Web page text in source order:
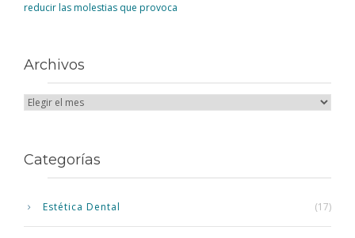
reducir las molestias que provoca
Archivos
Categorías
Estética Dental (17)